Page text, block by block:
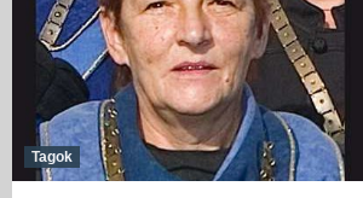
Tagok